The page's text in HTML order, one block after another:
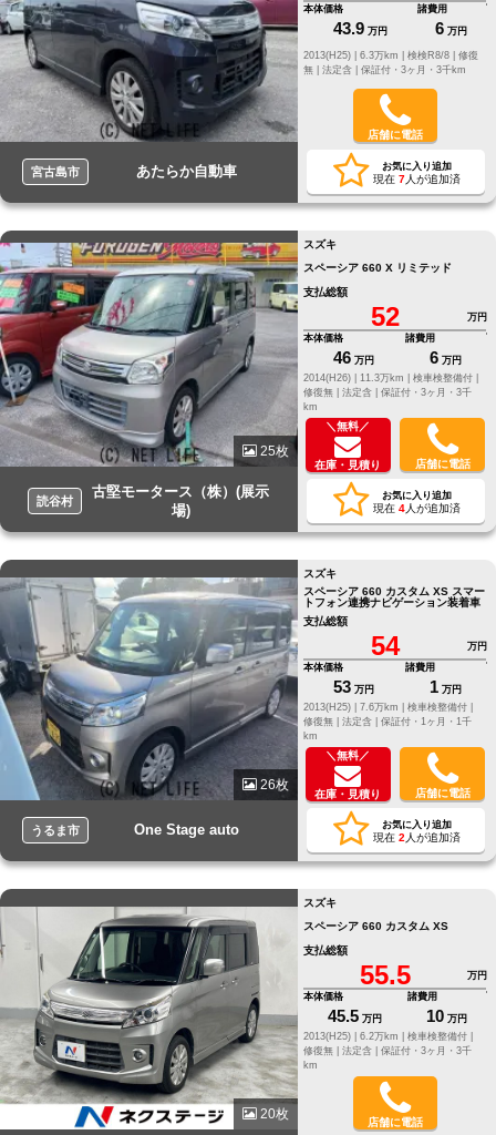
宮古島市 あたらか自動車
本体価格
43.9 万円
諸費用
6 万円
修復
無 | 法定含 | 保証付・3ヶ月・3千km
店舗に電話
お気に入り追加
現在 7人が追加済
25枚
読谷村
古堅モータース（株）(展示
場)
スズキ
スペーシア 660 X リミテッド
支払総額
52
万円
本体価格
46 万円
諸費用
6 万円
2014(H26) |
11.3万km |
検車検整備付 |
修復無 | 法定含 | 保証付・3ヶ月・3千
km
＼無料／
在庫・見積り 店舗に電話
お気に入り追加
現在 4人が追加済
26枚
うるま市 One Stage auto
スズキ
スペーシア 660 カスタム XS スマー
トフォン連携ナビゲーション装着車
支払総額
54
万円
本体価格
53 万円
諸費用
1 万円
2013(H25) |
7.6万km |
検車検整備付 |
修復無 | 法定含 | 保証付・1ヶ月・1千
km
＼無料／
在庫・見積り 店舗に電話
お気に入り追加
現在 2 人が追加済
20枚
スズキ
スペーシア 660 カスタム XS
支払総額
55.5
万円
本体価格
45.5 万円
諸費用
10 万円
2013(H25) |
6.2万km |
検車検整備付 |
修復無 | 法定含 | 保証付・3ヶ月・3千
km
店舗に電話